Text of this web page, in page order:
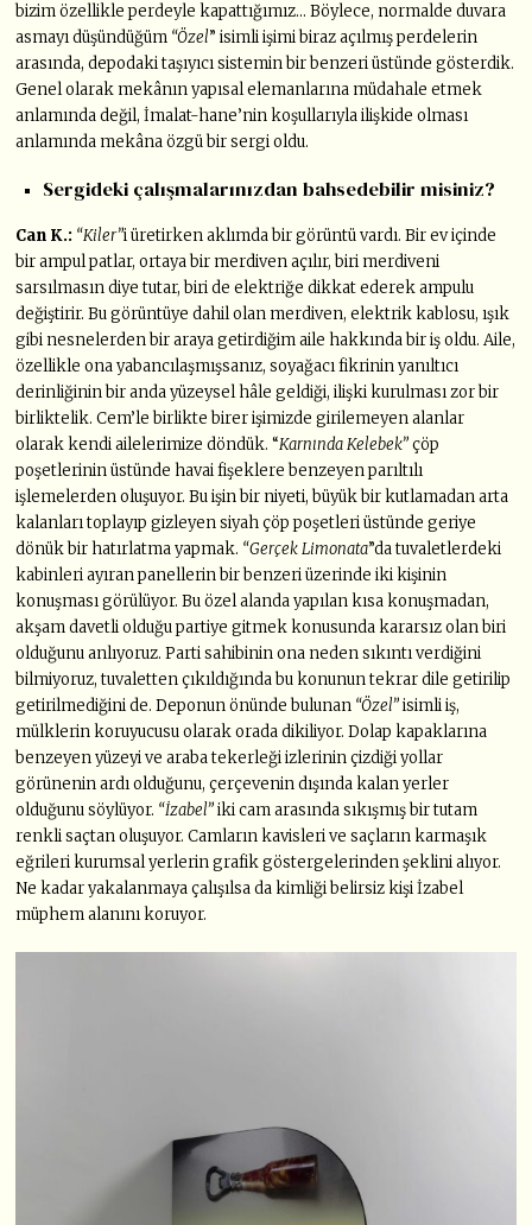
bizim özellikle perdeyle kapattığımız… Böylece, normalde duvara
asmayı düşündüğüm “Özel” isimli işimi biraz açılmış perdelerin
arasında, depodaki taşıyıcı sistemin bir benzeri üstünde gösterdik.
Genel olarak mekânın yapısal elemanlarına müdahale etmek
anlamında değil, İmalat-hane’nin koşullarıyla ilişkide olması
anlamında mekâna özgü bir sergi oldu.
Sergideki çalışmalarınızdan bahsedebilir misiniz?
Can K.: “Kiler”i üretirken aklımda bir görüntü vardı. Bir ev içinde
bir ampul patlar, ortaya bir merdiven açılır, biri merdiveni
sarsılmasın diye tutar, biri de elektriğe dikkat ederek ampulu
değiştirir. Bu görüntüye dahil olan merdiven, elektrik kablosu, ışık
gibi nesnelerden bir araya getirdiğim aile hakkında bir iş oldu. Aile,
özellikle ona yabancılaşmışsanız, soyağacı fikrinin yanıltıcı
derinliğinin bir anda yüzeysel hâle geldiği, ilişki kurulması zor bir
birliktelik. Cem’le birlikte birer işimizde girilemeyen alanlar
olarak kendi ailelerimize döndük. “Karnında Kelebek”çöp
poşetlerinin üstünde havai fişeklere benzeyen parıltılı
işlemelerden oluşuyor. Bu işin bir niyeti, büyük bir kutlamadan arta
kalanları toplayıp gizleyen siyah çöp poşetleri üstünde geriye
dönük bir hatırlatma yapmak. “Gerçek Limonata”da tuvaletlerdeki
kabinleri ayıran panellerin bir benzeri üzerinde iki kişinin
konuşması görülüyor. Bu özel alanda yapılan kısa konuşmadan,
akşam davetli olduğu partiye gitmek konusunda kararsız olan biri
olduğunu anlıyoruz. Parti sahibinin ona neden sıkıntı verdiğini
bilmiyoruz, tuvaletten çıkıldığında bu konunun tekrar dile getirilip
getirilmediğini de. Deponun önünde bulunan “Özel”isimli iş,
mülklerin koruyucusu olarak orada dikiliyor. Dolap kapaklarına
benzeyen yüzeyi ve araba tekerleği izlerinin çizdiği yollar
görünenin ardı olduğunu, çerçevenin dışında kalan yerler
olduğunu söylüyor. “İzabel”iki cam arasında sıkışmış bir tutam
renkli saçtan oluşuyor. Camların kavisleri ve saçların karmaşık
eğrileri kurumsal yerlerin grafik göstergelerinden şeklini alıyor.
Ne kadar yakalanmaya çalışılsa da kimliği belirsiz kişi İzabel
müphem alanını koruyor.